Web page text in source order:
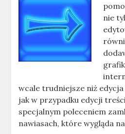
nie
wcale trudniejsze niż
jak w przypadku edycji
specjalnym poleceniem
nawiasach, które wygląda